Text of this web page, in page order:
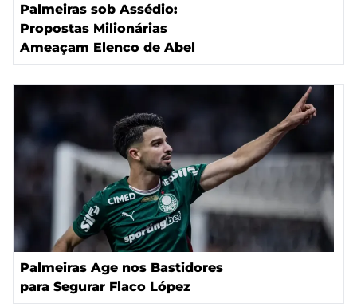
Palmeiras sob Assédio:
Propostas Milionárias
Ameaçam Elenco de Abel
Palmeiras Age nos Bastidores
para Segurar Flaco López